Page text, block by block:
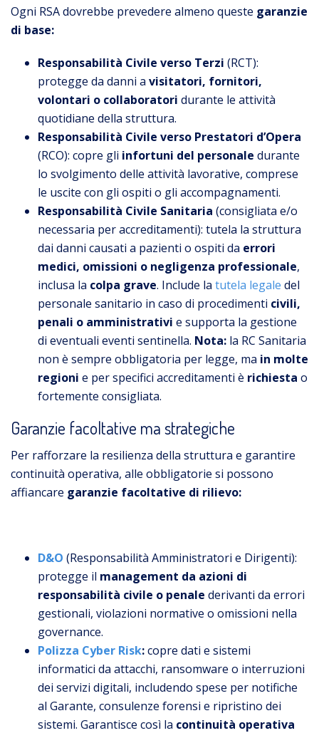
Ogni RSA dovrebbe prevedere almeno queste garanzie
di base:
Responsabilità Civile verso Terzi (RCT):
protegge da danni a visitatori, fornitori,
volontari o collaboratori durante le attività
quotidiane della struttura.
Responsabilità Civile verso Prestatori d’Opera
(RCO): copre gli infortuni del personale durante
lo svolgimento delle attività lavorative, comprese
le uscite con gli ospiti o gli accompagnamenti.
Responsabilità Civile Sanitaria (consigliata e/o
necessaria per accreditamenti): tutela la struttura
dai danni causati a pazienti o ospiti da errori
medici, omissioni o negligenza professionale,
inclusa la colpa grave. Include la tutela legale del
personale sanitario in caso di procedimenti civili,
penali o amministrativi e supporta la gestione
di eventuali eventi sentinella. Nota:la RC Sanitaria
non è sempre obbligatoria per legge, ma in molte
regioni e per specifici accreditamenti è richiesta o
fortemente consigliata.
Garanzie facoltative ma strategiche
Per rafforzare la resilienza della struttura e garantire
continuità operativa, alle obbligatorie si possono
affiancare garanzie facoltative di rilievo:
D&O (Responsabilità Amministratori e Dirigenti):
protegge il management da azioni di
responsabilità civile o penale derivanti da errori
gestionali, violazioni normative o omissioni nella
governance.
Polizza Cyber Risk:copre dati e sistemi
informatici da attacchi, ransomware o interruzioni
dei servizi digitali, includendo spese per notifiche
al Garante, consulenze forensi e ripristino dei
sistemi. Garantisce così la continuità operativa